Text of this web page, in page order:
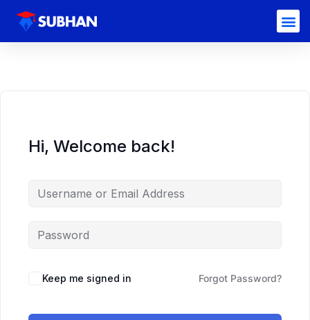
Hi, Welcome back!
Keep me signed in Forgot Password?